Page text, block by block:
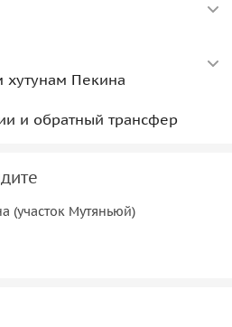
хутунам Пекина
и обратный трансфер
(участок Мутяньюй)